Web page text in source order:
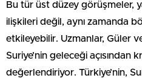
Bu tür üst düzey görüşmeler,
ilişkileri değil, aynı zamanda
etkileyebilir. Uzmanlar, Güler
Suriye’nin geleceği açısından
değerlendiriyor. Türkiye’nin,